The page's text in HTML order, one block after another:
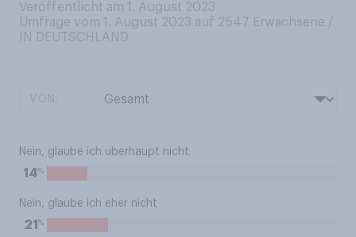
Veröffentlicht am 1. August 2023
Umfrage vom 1. August 2023 auf 2547 Erwachsene /
IN DEUTSCHLAND
Nein, glaube ich überhaupt nicht
14%
Nein, glaube ich eher nicht
21 %